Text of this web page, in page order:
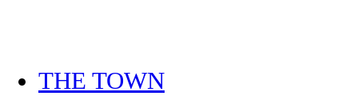
THE TOWN